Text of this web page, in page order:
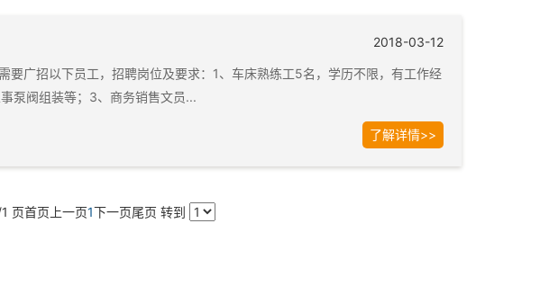
2018-03-12
要广招以下员工，招聘岗位及要求：1、车床熟练工5名，学历不限，有工作经
泵阀组装等；3、商务销售文员...
了解详情>>
页首页 上一页1下一页尾页 转到